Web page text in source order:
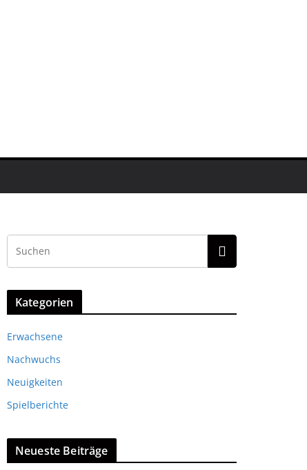
Kategorien
Erwachsene
Nachwuchs
Neuigkeiten
Spielberichte
Neueste Beiträge